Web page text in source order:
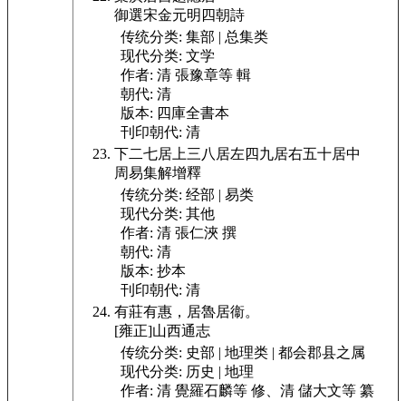
御選宋金元明四朝詩
传统分类: 集部 | 总集类
现代分类: 文学
作者: 清 張豫章等 輯
朝代: 清
版本: 四庫全書本
刊印朝代: 清
下二七居上三八居左四九居右五十居中
周易集解增釋
传统分类: 经部 | 易类
现代分类: 其他
作者: 清 張仁浹 撰
朝代: 清
版本: 抄本
刊印朝代: 清
有莊有惠，居魯居衞。
[雍正]山西通志
传统分类: 史部 | 地理类 | 都会郡县之属
现代分类: 历史 | 地理
作者: 清 覺羅石麟等 修、清 儲大文等 纂